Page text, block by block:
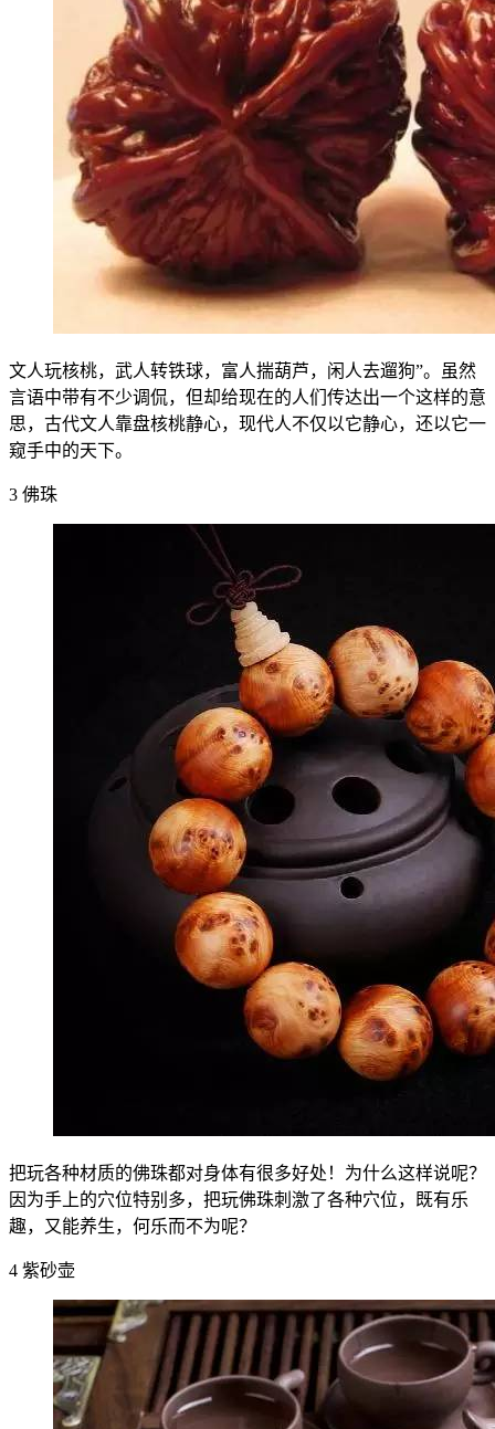
文人玩核桃，武人转铁球，富人揣葫芦，闲人去遛狗”。虽然
言语中带有不少调侃，但却给现在的人们传达出一个这样的意
思，古代文人靠盘核桃静心，现代人不仅以它静心，还以它一
窥手中的天下。
3 佛珠
把玩各种材质的佛珠都对身体有很多好处！为什么这样说呢？
因为手上的穴位特别多，把玩佛珠刺激了各种穴位，既有乐
趣，又能养生，何乐而不为呢？
4 紫砂壶